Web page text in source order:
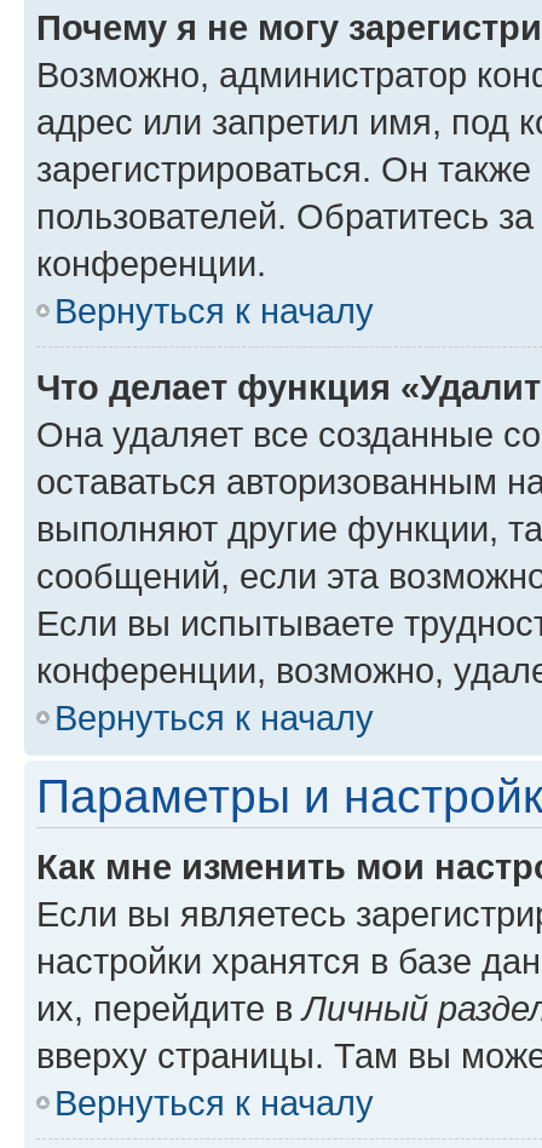
Почему я не могу
Возможно, администратор
адрес или запретил имя, под
зарегистрироваться. Он
пользователей. Обратитесь
конференции.
Вернуться к началу
Что делает функция
Она удаляет все созданные
оставаться авторизованным
выполняют другие функции,
сообщений, если эта
Если вы испытываете
конференции, возможно,
Вернуться к началу
Параметры и
Как мне изменить мои
Если вы являетесь
настройки хранятся в базе
их, перейдите вЛичный
вверху страницы. Там вы
Вернуться к началу